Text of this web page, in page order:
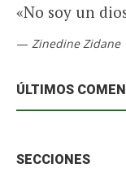
«No soy un
— Zinedine Zidane
ÚLTIMOS
SECCIONES